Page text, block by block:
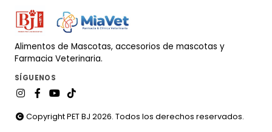
Alimentos de Mascotas, accesorios de mascotas y
Farmacia Veterinaria.
SÍGUENOS
Copyright PET BJ 2026. Todos los derechos reservados.